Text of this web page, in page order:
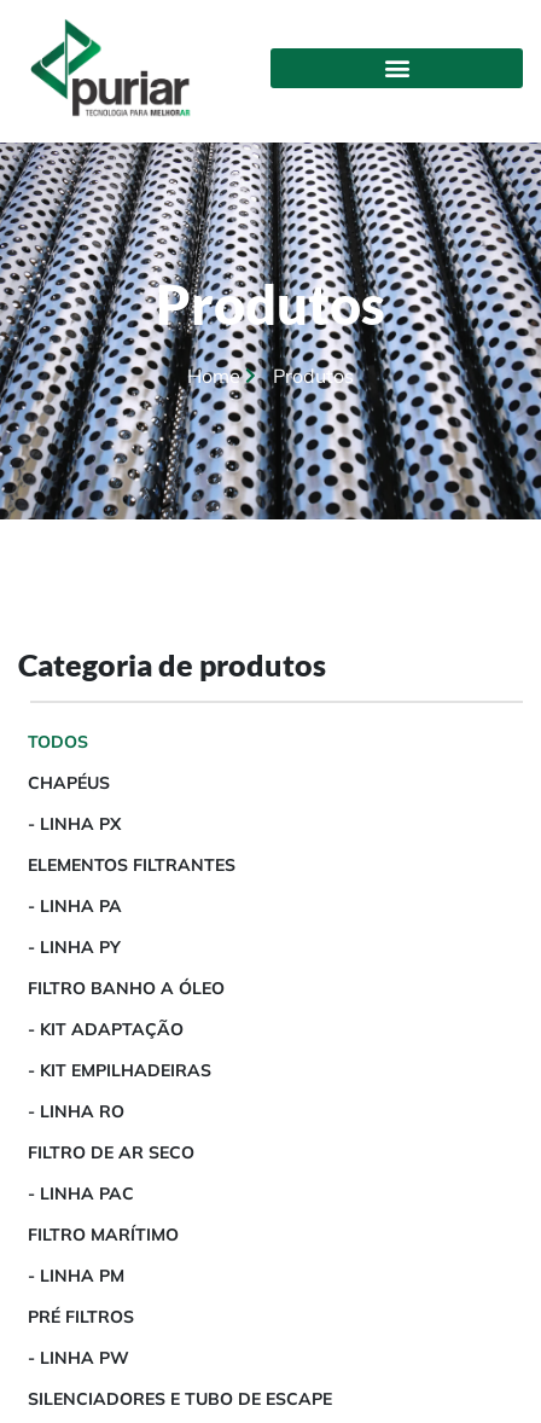
Produtos
Home Produtos
Categoria de produtos
CHAPÉUS
- LINHA PX
ELEMENTOS FILTRANTES
- LINHA PA
- LINHA PY
FILTRO BANHO A ÓLEO
- KIT ADAPTAÇÃO
- KIT EMPILHADEIRAS
- LINHA RO
FILTRO DE AR SECO
- LINHA PAC
FILTRO MARÍTIMO
- LINHA PM
PRÉ FILTROS
- LINHA PW
SILENCIADORES E TUBO DE ESCAPE
TODOS